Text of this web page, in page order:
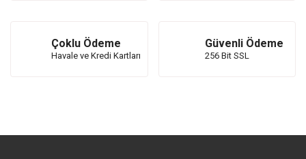
Çoklu Ödeme
Havale ve Kredi Kartları
Güvenli Ödeme
256 Bit SSL